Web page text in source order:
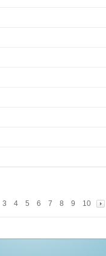
3 4 5 6 7 8 9 10